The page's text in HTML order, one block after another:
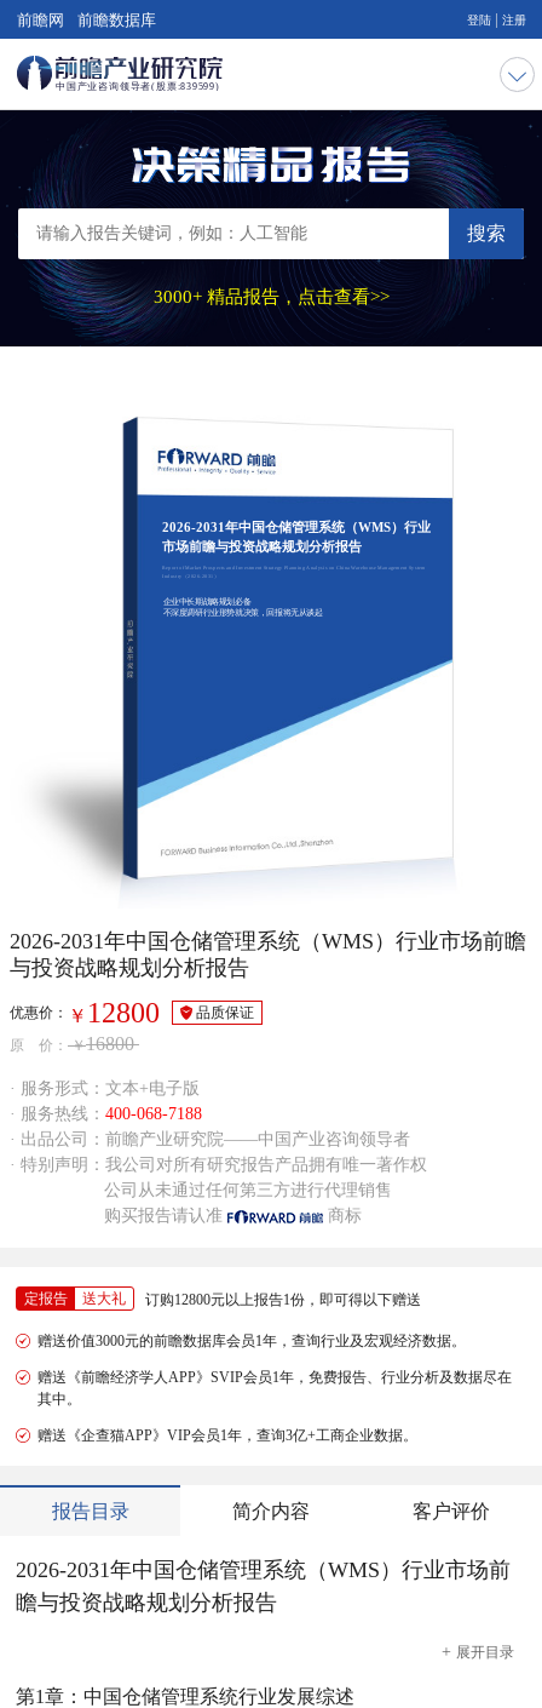
前瞻网 前瞻数据库 登陆 注册
搜索
3000+ 精品报告，点击查看>>
2026-2031年中国仓储管理系统（WMS）行业
市场前瞻与投资战略规划分析报告
Report of Market Prospects and Investment Strategy Planning Analysis on China Warehouse Management System
Industry（2026-2031）
企业中长期战略规划必备
不深度调研行业形势就决策，回报将无从谈起
2026-2031年中国仓储管理系统（WMS）行业市场前瞻
与投资战略规划分析报告
优惠价： ￥ 12800
品质保证
原 价： ￥16800
· 服务形式：文本+电子版
· 服务热线： 400-068-7188
· 出品公司：前瞻产业研究院——中国产业咨询领导者
· 特别声明：我公司对所有研究报告产品拥有唯一著作权
公司从未通过任何第三方进行代理销售
购买报告请认准
商标
定报告 送大礼 订购12800元以上报告1份，即可得以下赠送
赠送价值3000元的前瞻数据库会员1年，查询行业及宏观经济数据。
赠送《前瞻经济学人APP》SVIP会员1年，免费报告、行业分析及数据尽在
其中。
赠送《企查猫APP》VIP会员1年，查询3亿+工商企业数据。
报告目录 简介内容 客户评价
2026-2031年中国仓储管理系统（WMS）行业市场前
瞻与投资战略规划分析报告
+ 展开目录
第1章：中国仓储管理系统行业发展综述